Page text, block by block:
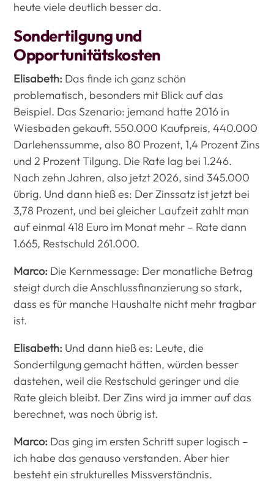
heute viele deutlich besser da.
Sondertilgung und
Opportunitätskosten
Elisabeth: Das finde ich ganz schön
problematisch, besonders mit Blick auf das
Beispiel. Das Szenario: jemand hatte 2016 in
Wiesbaden gekauft. 550.000 Kaufpreis, 440.000
Darlehenssumme, also 80 Prozent, 1,4 Prozent Zins
und 2 Prozent Tilgung. Die Rate lag bei 1.246.
Nach zehn Jahren, also jetzt 2026, sind 345.000
übrig. Und dann hieß es: Der Zinssatz ist jetzt bei
3,78 Prozent, und bei gleicher Laufzeit zahlt man
auf einmal 418 Euro im Monat mehr – Rate dann
1.665, Restschuld 261.000.
Marco: Die Kernmessage: Der monatliche Betrag
steigt durch die Anschlussfinanzierung so stark,
dass es für manche Haushalte nicht mehr tragbar
ist.
Elisabeth: Und dann hieß es: Leute, die
Sondertilgung gemacht hätten, würden besser
dastehen, weil die Restschuld geringer und die
Rate gleich bleibt. Der Zins wird ja immer auf das
berechnet, was noch übrig ist.
Marco: Das ging im ersten Schritt super logisch –
ich habe das genauso verstanden. Aber hier
besteht ein strukturelles Missverständnis.